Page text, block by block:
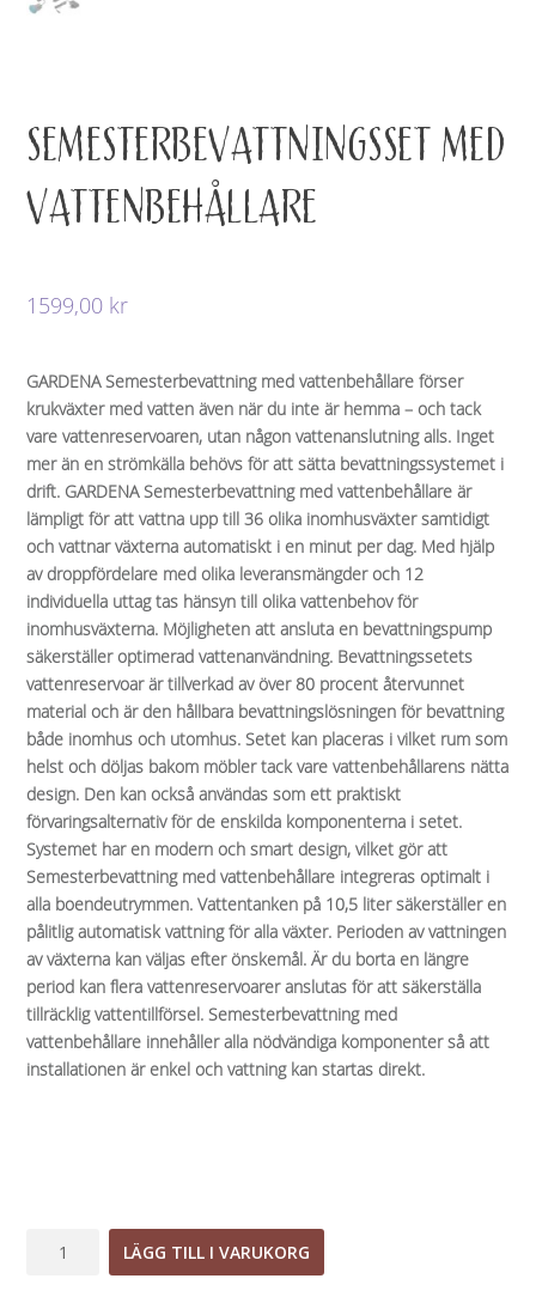
SEMESTERBEVATTNINGSSET MED
VATTENBEHÅLLARE
1599,00 kr
GARDENA Semesterbevattning med vattenbehållare förser
krukväxter med vatten även när du inte är hemma – och tack
vare vattenreservoaren, utan någon vattenanslutning alls. Inget
mer än en strömkälla behövs för att sätta bevattningssystemet i
drift. GARDENA Semesterbevattning med vattenbehållare är
lämpligt för att vattna upp till 36 olika inomhusväxter samtidigt
och vattnar växterna automatiskt i en minut per dag. Med hjälp
av droppfördelare med olika leveransmängder och 12
individuella uttag tas hänsyn till olika vattenbehov för
inomhusväxterna. Möjligheten att ansluta en bevattningspump
säkerställer optimerad vattenanvändning. Bevattningssetets
vattenreservoar är tillverkad av över 80 procent återvunnet
material och är den hållbara bevattningslösningen för bevattning
både inomhus och utomhus. Setet kan placeras i vilket rum som
helst och döljas bakom möbler tack vare vattenbehållarens nätta
design. Den kan också användas som ett praktiskt
förvaringsalternativ för de enskilda komponenterna i setet.
Systemet har en modern och smart design, vilket gör att
Semesterbevattning med vattenbehållare integreras optimalt i
alla boendeutrymmen. Vattentanken på 10,5 liter säkerställer en
pålitlig automatisk vattning för alla växter. Perioden av vattningen
av växterna kan väljas efter önskemål. Är du borta en längre
period kan flera vattenreservoarer anslutas för att säkerställa
tillräcklig vattentillförsel. Semesterbevattning med
vattenbehållare innehåller alla nödvändiga komponenter så att
installationen är enkel och vattning kan startas direkt.
SemesterbevattningssetLÄGG TILL I VARUKORG